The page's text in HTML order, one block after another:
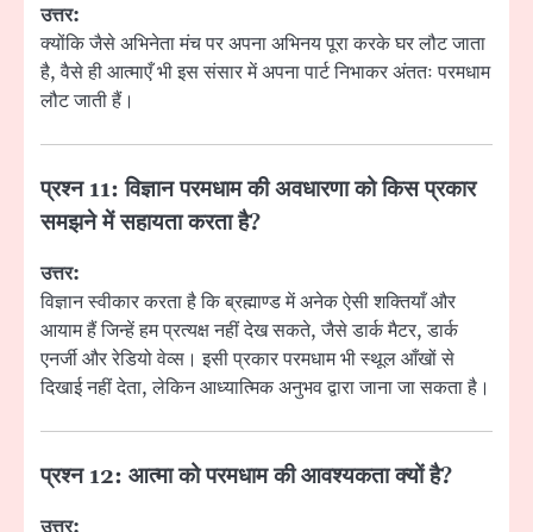
उत्तर:
क्योंकि जैसे अभिनेता मंच पर अपना अभिनय पूरा करके घर लौट जाता
है, वैसे ही आत्माएँ भी इस संसार में अपना पार्ट निभाकर अंततः परमधाम
लौट जाती हैं।
प्रश्न 11: विज्ञान परमधाम की अवधारणा को किस प्रकार
समझने में सहायता करता है?
उत्तर:
विज्ञान स्वीकार करता है कि ब्रह्माण्ड में अनेक ऐसी शक्तियाँ और
आयाम हैं जिन्हें हम प्रत्यक्ष नहीं देख सकते, जैसे डार्क मैटर, डार्क
एनर्जी और रेडियो वेव्स। इसी प्रकार परमधाम भी स्थूल आँखों से
दिखाई नहीं देता, लेकिन आध्यात्मिक अनुभव द्वारा जाना जा सकता है।
प्रश्न 12: आत्मा को परमधाम की आवश्यकता क्यों है?